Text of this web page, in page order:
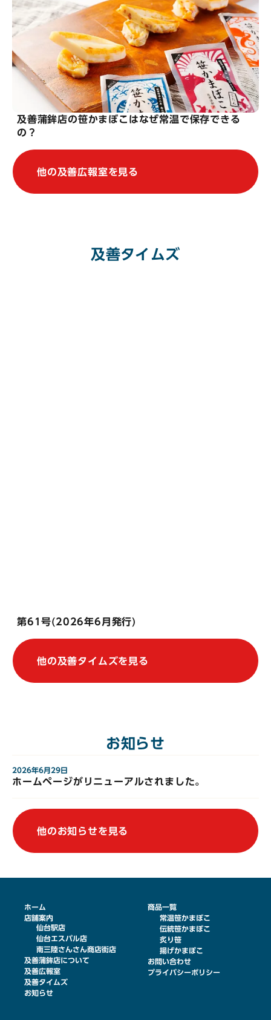
及善蒲鉾店の笹かまぼこはなぜ常温で保存できる
の？
他の及善広報室を見る
及善タイムズ
第61号(2026年6月発行)
他の及善タイムズを見る
お知らせ
2026年6月29日
ホームページがリニューアルされました。
他のお知らせを見る
ホーム
店舗案内
仙台駅店
仙台エスパル店
南三陸さんさん商店街店
及善蒲鉾店について
及善広報室
及善タイムズ
お知らせ
商品一覧
常温笹かまぼこ
伝統笹かまぼこ
炙り笹
揚げかまぼこ
お問い合わせ
プライバシーポリシー